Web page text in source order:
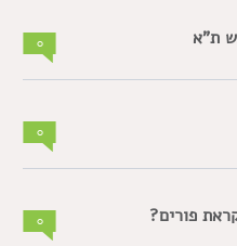
ת"א
פורים?